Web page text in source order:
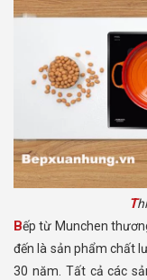
Bếp từ Munchen thương hiệu đến từ Đức được người tiêu dùng biết
đến là sản phẩm chất
30 năm. Tất cả các